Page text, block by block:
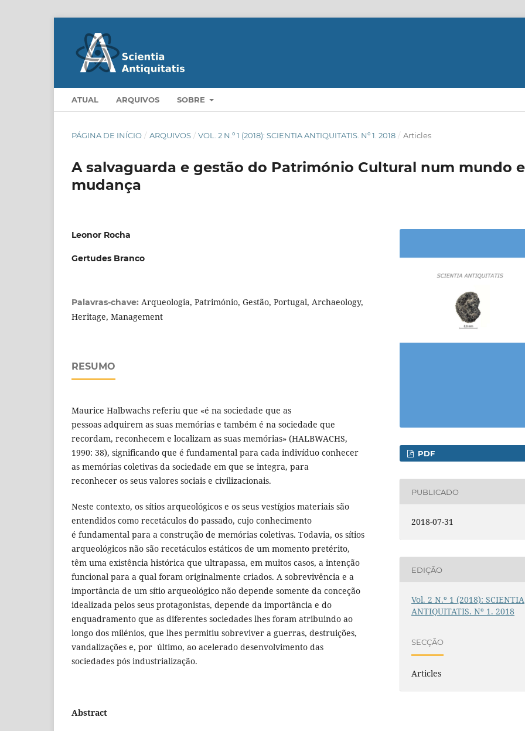
ATUAL ARQUIVOS SOBRE
PÁGINA DE INÍCIO / ARQUIVOS / VOL. 2 N.º 1 (2018): SCIENTIA ANTIQUITATIS. Nº 1. 2018 / Articles
A salvaguarda e gestão do Património Cultural num mundo
mudança
Leonor Rocha
Gertudes Branco
Palavras-chave: Arqueologia, Património, Gestão, Portugal, Archaeology,
Heritage, Management
RESUMO
Maurice Halbwachs referiu que «é na sociedade que as
pessoas adquirem as suas memórias e também é na sociedade que
recordam, reconhecem e localizam as suas memórias» (HALBWACHS,
1990: 38), significando que é fundamental para cada indivíduo conhecer
as memórias coletivas da sociedade em que se integra, para
reconhecer os seus valores sociais e civilizacionais.
Neste contexto, os sítios arqueológicos e os seus vestígios materiais são
entendidos como recetáculos do passado, cujo conhecimento
é fundamental para a construção de memórias coletivas. Todavia, os sítios
arqueológicos não são recetáculos estáticos de um momento pretérito,
têm uma existência histórica que ultrapassa, em muitos casos, a intenção
funcional para a qual foram originalmente criados. A sobrevivência e a
importância de um sítio arqueológico não depende somente da conceção
idealizada pelos seus protagonistas, depende da importância e do
enquadramento que as diferentes sociedades lhes foram atribuindo ao
longo dos milénios, que lhes permitiu sobreviver a guerras, destruições,
vandalizações e, por último, ao acelerado desenvolvimento das
sociedades pós industrialização.
Abstract
PDF
PUBLICADO
2018-07-31
EDIÇÃO
Vol. 2 N.º 1 (2018): SCIENTIA
ANTIQUITATIS. Nº 1. 2018
SECÇÃO
Articles